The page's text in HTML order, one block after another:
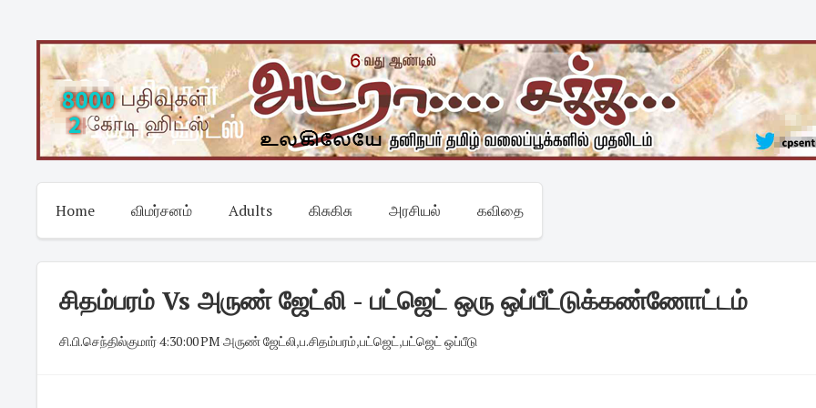
content
Home விமர்சனம் Adults கிசுகிசு அரசியல் கவிதை
சிதம்பரம் Vs அருண் ஜேட்லி - பட்ஜெட் ஒரு ஒப்பீட்டுக்கண்ணோட்டம்
சி.பி.செந்தில்குமார்·4:30:00 PM ·அருண் ஜேட்லி,ப.சிதம்பரம்,பட்ஜெட்,பட்ஜெட் ஒப்பீடு